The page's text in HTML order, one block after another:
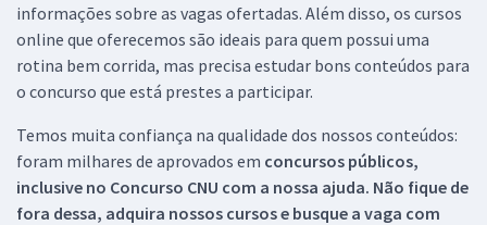
informações sobre as vagas ofertadas. Além disso, os cursos
online que oferecemos são ideais para quem possui uma
rotina bem corrida, mas precisa estudar bons conteúdos para
o concurso que está prestes a participar.
Temos muita confiança na qualidade dos nossos conteúdos:
foram milhares de aprovados em concursos públicos,
inclusive no Concurso CNU com a nossa ajuda. Não fique de
fora dessa, adquira nossos cursos e busque a vaga com